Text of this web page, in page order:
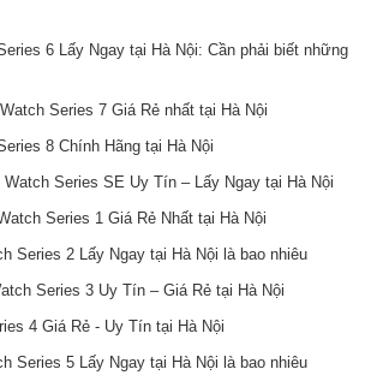
6 Lấy Ngay tại Hà Nội: Cần phải biết những
Series 7 Giá Rẻ nhất tại Hà Nội
8 Chính Hãng tại Hà Nội
Series SE Uy Tín – Lấy Ngay tại Hà Nội
Series 1 Giá Rẻ Nhất tại Hà Nội
Series 2 Lấy Ngay tại Hà Nội là bao nhiêu
Series 3 Uy Tín – Giá Rẻ tại Hà Nội
4 Giá Rẻ - Uy Tín tại Hà Nội
Series 5 Lấy Ngay tại Hà Nội là bao nhiêu